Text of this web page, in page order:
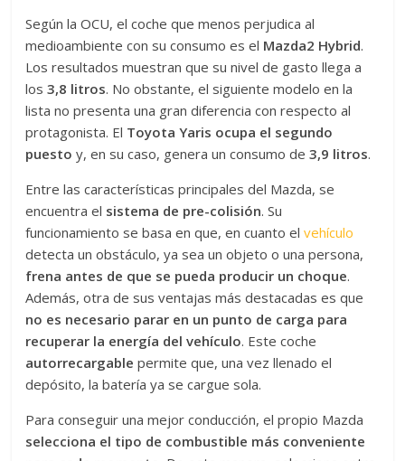
Según la OCU, el coche que menos perjudica al
medioambiente con su consumo es el Mazda2 Hybrid.
Los resultados muestran que su nivel de gasto llega a
los 3,8 litros. No obstante, el siguiente modelo en la
lista no presenta una gran diferencia con respecto al
protagonista. El Toyota Yaris ocupa el segundo
puesto y, en su caso, genera un consumo de3,9 litros.
Entre las características principales del Mazda, se
encuentra el sistema de pre-colisión. Su
funcionamiento se basa en que, en cuanto elvehículo
detecta un obstáculo, ya sea un objeto o una persona,
frena antes de que se pueda producir un choque.
Además, otra de sus ventajas más destacadas es que
no es necesario parar en un punto de carga para
recuperar la energía del vehículo. Este coche
autorrecargable permite que, una vez llenado el
depósito, la batería ya se cargue sola.
Para conseguir una mejor conducción, el propio Mazda
selecciona el tipo de combustible más conveniente